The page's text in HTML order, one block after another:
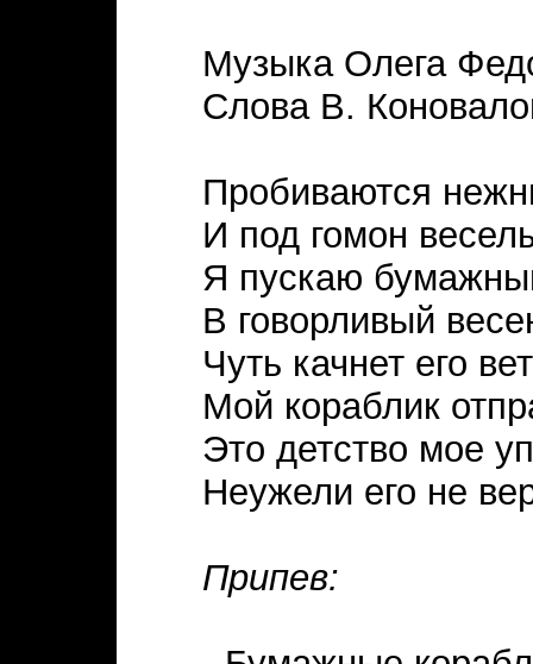
Музыка Олега
Слова В.
Пробиваются
И под гомон
Я пускаю
В говорливый
Чуть качнет его
Мой кораблик
Это детство мое
Неужели его не
Припев: